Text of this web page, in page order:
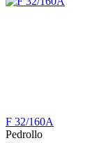
F 32/160A
Pedrollo